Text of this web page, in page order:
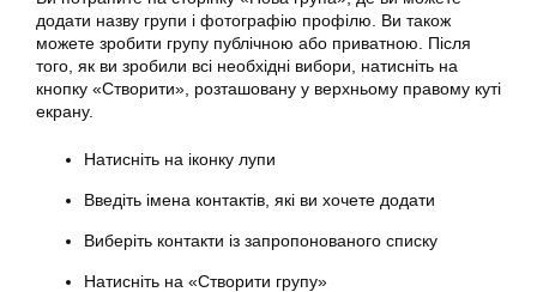
додати назву групи і фотографію профілю. Ви також
можете зробити групу публічною або приватною. Після
того, як ви зробили всі необхідні вибори, натисніть на
кнопку «Створити», розташовану у верхньому правому куті
екрану.
Натисніть на іконку лупи
Введіть імена контактів, які ви хочете додати
Виберіть контакти із запропонованого списку
Натисніть на «Створити групу»